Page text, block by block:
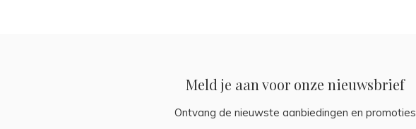
Meld je aan voor onze nieuwsbrief
Ontvang de nieuwste aanbiedingen en promoties